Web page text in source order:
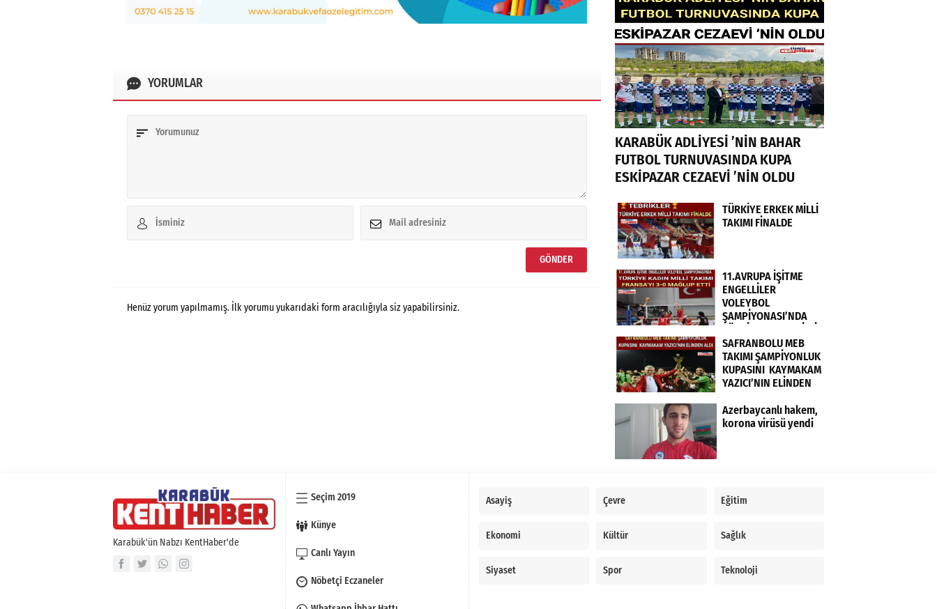
YORUMLAR
Henüz yorum yapılmamış. İlk yorumu yukarıdaki form aracılığıyla siz yapabilirsiniz.
KARABÜK ADLİYESİ ’NİN BAHAR
FUTBOL TURNUVASINDA KUPA
ESKİPAZAR CEZAEVİ ’NİN OLDU
TÜRKİYE ERKEK MİLLİ
TAKIMI FİNALDE
11.AVRUPA İŞİTME
ENGELLİLER
VOLEYBOL
ŞAMPİYONASI’NDA
TAKIMI FRANSA’YI 3-0
MAĞLUP ETTİ
SAFRANBOLU MEB
TAKIMI ŞAMPİYONLUK
KUPASINI KAYMAKAM
YAZICI’NIN ELİNDEN
Azerbaycanlı hakem,
korona virüsü yendi
Karabük'ün Nabzı KentHaber'de
Seçim 2019
Künye
Canlı Yayın
Nöbetçi Eczaneler
Asayiş Çevre Eğitim
Ekonomi Kültür Sağlık
Siyaset Spor Teknoloji